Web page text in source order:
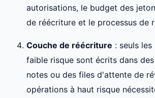
autorisations, le budget des
de réécriture et le processus de
Couche de réécriture : seuls
faible risque sont écrits dans
notes ou des files d'attente de
opérations à haut risque